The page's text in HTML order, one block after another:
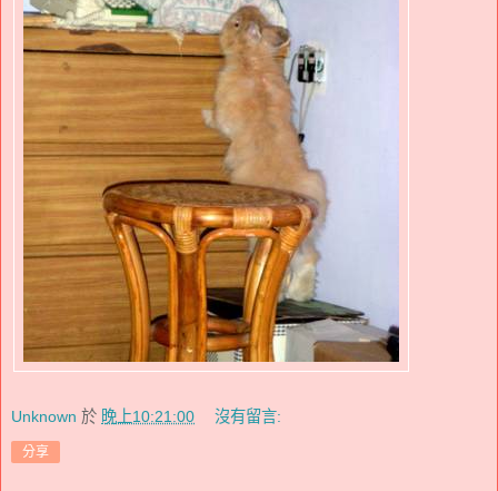
Unknown 於 晚上10:21:00 沒有留言:
分享